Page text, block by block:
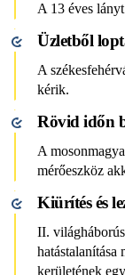
A 13 éves
Üzletből
A
kérik.
Rövid időn
A
mérőeszköz
Kiürítés és
II.
kerületének